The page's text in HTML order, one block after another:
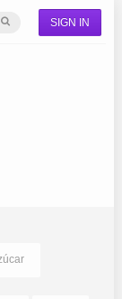
SIGN IN